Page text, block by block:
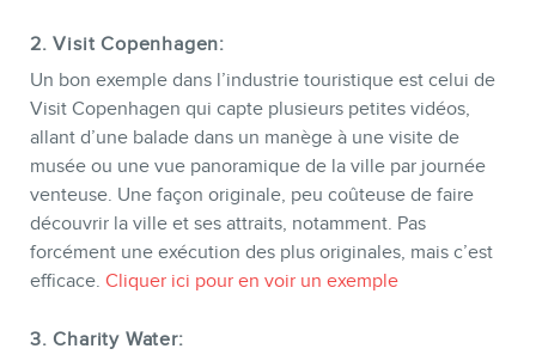
2.Visit Copenhagen:
Un bon exemple dans l’industrie touristique est celui de
Visit Copenhagen qui capte plusieurs petites vidéos,
allant d’une balade dans un manège à une visite de
musée ou une vue panoramique de la ville par journée
venteuse. Une façon originale, peu coûteuse de faire
découvrir la ville et ses attraits, notamment. Pas
forcément une exécution des plus originales, mais c’est
efficace. Cliquer ici pour en voir un exemple
3.Charity Water: